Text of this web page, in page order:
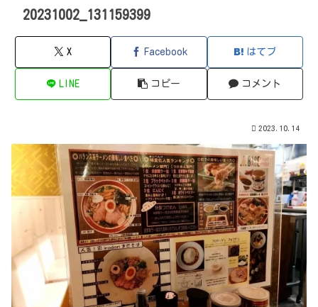
20231002_131159399
X Facebook はてブ
LINE コピー コメント
2023.10.14